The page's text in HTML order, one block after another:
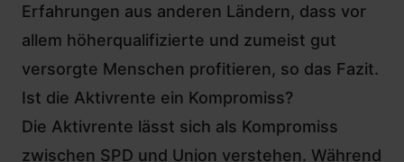
Erfahrungen aus anderen Ländern, dass vor
allem höherqualifizierte und zumeist gut
versorgte Menschen profitieren, so das Fazit.
Ist die Aktivrente ein Kompromiss?
Die Aktivrente lässt sich als Kompromiss
zwischen SPD und Union verstehen. Während